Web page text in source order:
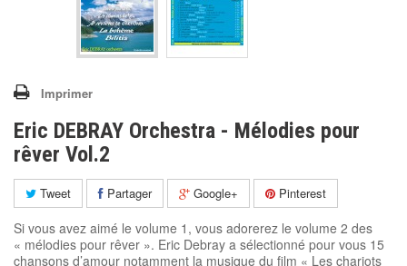
Imprimer
Eric DEBRAY Orchestra - Mélodies pour
rêver Vol.2
Tweet Partager Google+ Pinterest
Si vous avez aimé le volume 1, vous adorerez le volume 2 des
« mélodies pour rêver ». Eric Debray a sélectionné pour vous 15
chansons d’amour notamment la musique du film « Les chariots